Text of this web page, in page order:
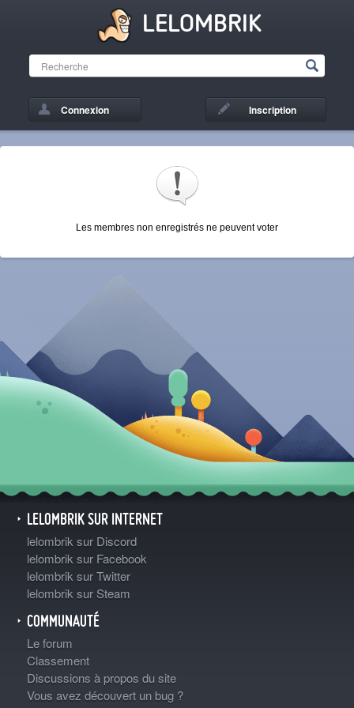
LELOMBRIK
Connexion Inscription
Les membres non enregistrés ne peuvent voter
LELOMBRIK SUR INTERNET
lelombrik sur Discord
lelombrik sur Facebook
lelombrik sur Twitter
lelombrik sur Steam
COMMUNAUTÉ
Le forum
Classement
Discussions à propos du site
Vous avez découvert un bug ?